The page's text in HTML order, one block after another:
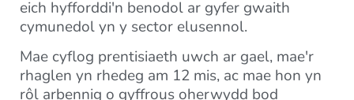
eich hyfforddi'n benodol ar gyfer gwaith
cymunedol yn y sector elusennol.
Mae cyflog prentisiaeth uwch ar gael, mae'r
rhaglen yn rhedeg am 12 mis, ac mae hon yn
rôl arbennig o gyffrous oherwydd bod